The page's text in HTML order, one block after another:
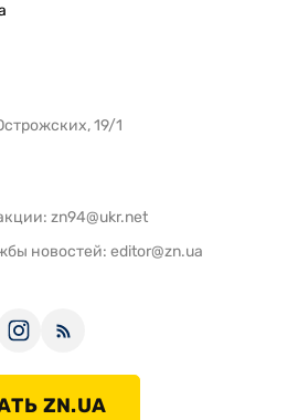
19/1
zn94@ukr.net
новостей: editor@zn.ua
ZN.UA